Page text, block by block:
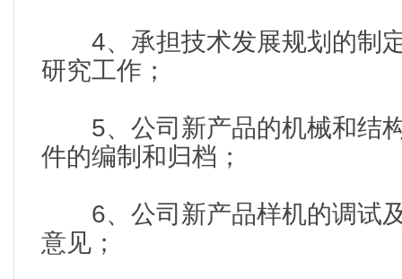
4、承担技术发展规划的制
研究工作；
5、公司新产品的机械和结
件的编制和归档；
6、公司新产品样机的调试
意见；